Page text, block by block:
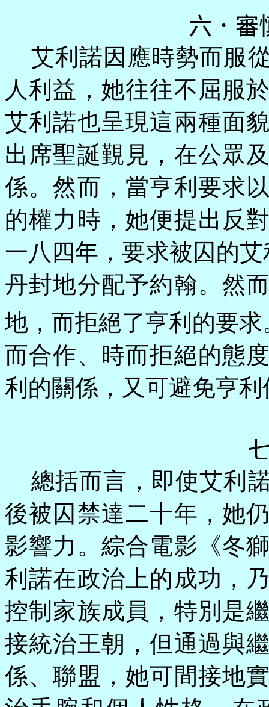
六．審
艾利諾因應時勢而服
人利益，她往往不屈服
艾利諾也呈現這兩種面
出席聖誕覲見，在公眾
係。然而，當亨利要求
的權力時，她便提出反
一八四年，要求被囚的
丹封地分配予約翰。然
地，而拒絕了亨利的要求
而合作、時而拒絕的態
利的關係，又可避免亨
總括而言，即使艾利
後被囚禁達二十年，她
影響力。綜合電影《冬
利諾在政治上的成功，
控制家族成員，特別是
接統治王朝，但通過與
係、聯盟，她可間接地